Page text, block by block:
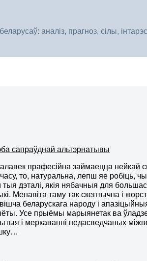
аналіз, прагноз, сілы,
сапраўднай альтэрнатывы
прафесійна займаецца нейкай
то, натуральна, лепш яе робіць,
тыя дэталі, якія нябачныя для
Менавіта таму так скептычна і
беларускага народу і
Усе прыёмы марыянетак ва ўладзе
і меркаванні недасведчаных